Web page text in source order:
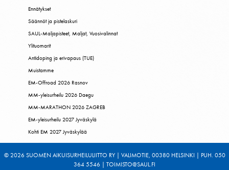
Ennätykset
Säännöt ja pistelaskuri
SAUL-Maljapisteet, Maljat, Vuosivalinnat
Ylituomarit
Antidoping ja erivapaus (TUE)
Muistamme
EM-Offroad 2026 Rasnov
MM-yleisurheilu 2026 Daegu
MM-MARATHON 2026 ZAGREB
EM-yleisurheilu 2027 Jyväskylä
Kohti EM 2027 Jyväskylää
© 2026 SUOMEN AIKUISURHEILULIITTO RY | VALIMOTIE, 00380 HELSINKI | PUH. 050
364 5546 | TOIMISTO@SAUL.FI